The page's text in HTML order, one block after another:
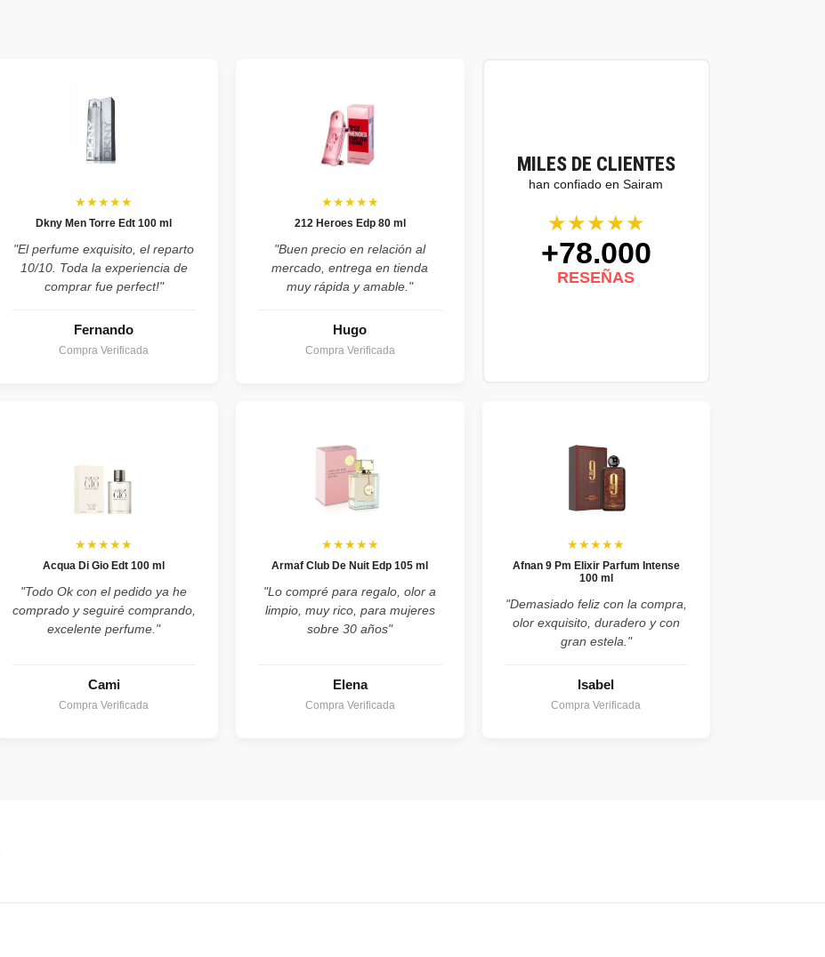
MILES DE CLIENTES
han confiado en Sairam
★★★★★
+78.000
RESEÑAS
★★★★★
Dkny Men Torre Edt 100 ml
"El perfume exquisito, el reparto
10/10. Toda la experiencia de
comprar fue perfect!"
Fernando
Compra Verificada
★★★★★
212 Heroes Edp 80 ml
"Buen precio en relación al
mercado, entrega en tienda
muy rápida y amable."
Hugo
Compra Verificada
★★★★★
Acqua Di Gio Edt 100 ml
"Todo Ok con el pedido ya he
comprado y seguiré comprando,
excelente perfume."
Cami
Compra Verificada
★★★★★
Armaf Club De Nuit Edp 105 ml
"Lo compré para regalo, olor a
limpio, muy rico, para mujeres
sobre 30 años"
Elena
Compra Verificada
★★★★★
Afnan 9 Pm Elixir Parfum Intense
100 ml
"Demasiado feliz con la compra,
olor exquisito, duradero y con
gran estela."
Isabel
Compra Verificada